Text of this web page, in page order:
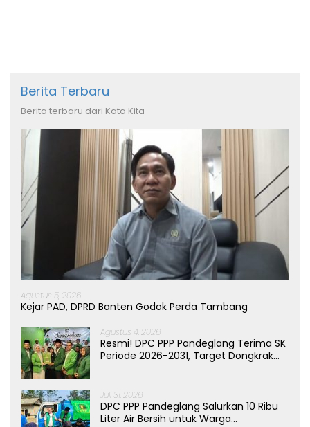
Berita Terbaru
Berita terbaru dari Kata Kita
Agustus 5, 2026
Kejar PAD, DPRD Banten Godok Perda Tambang
Agustus 4, 2026
Resmi! DPC PPP Pandeglang Terima SK
Periode 2026-2031, Target Dongkrak
Juli 31, 2026
DPC PPP Pandeglang Salurkan 10 Ribu
Liter Air Bersih untuk Warga